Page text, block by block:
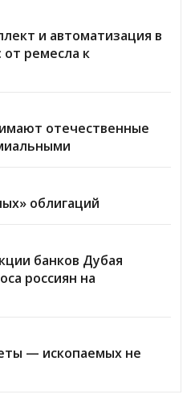
и автоматизация в
ремесла к
отечественные
облигаций
банков Дубая
россиян на
— ископаемых не